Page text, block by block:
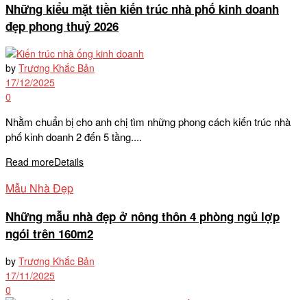
Những kiểu mặt tiền kiến trúc nhà phố kinh doanh
đẹp phong thuỷ 2026
by Trương Khắc Bản
17/12/2025
0
Nhằm chuẩn bị cho anh chị tìm những phong cách kiến trúc nhà
phố kinh doanh 2 đến 5 tầng....
Read moreDetails
Mẫu Nhà Đẹp
Những mẫu nhà đẹp ở nông thôn 4 phòng ngủ lợp
ngói trên 160m2
by Trương Khắc Bản
17/11/2025
0